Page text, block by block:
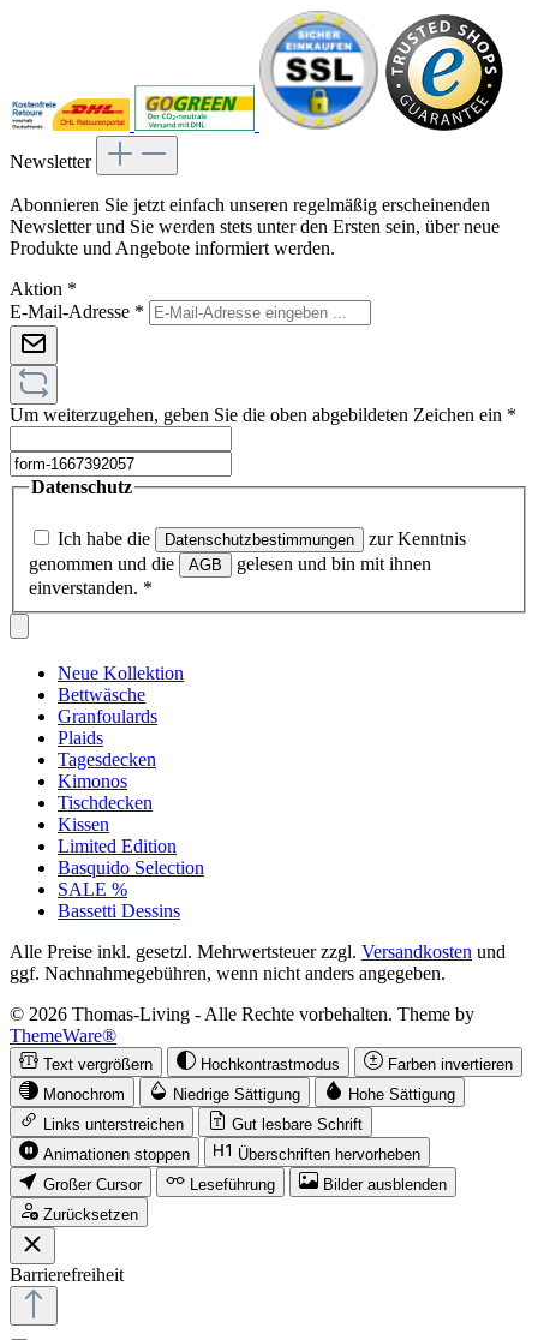
Newsletter
Abonnieren Sie jetzt einfach unseren regelmäßig erscheinenden
Newsletter und Sie werden stets unter den Ersten sein, über neue
Produkte und Angebote informiert werden.
Aktion *
E-Mail-Adresse *
Um weiterzugehen, geben Sie die oben abgebildeten Zeichen ein *
Datenschutz
Ich habe die Datenschutzbestimmungen
zur Kenntnis
genommen und die
AGB
gelesen und bin mit ihnen
einverstanden. *
Neue Kollektion
Bettwäsche
Granfoulards
Plaids
Tagesdecken
Kimonos
Tischdecken
Kissen
Limited Edition
Basquido Selection
SALE %
Bassetti Dessins
Alle Preise inkl. gesetzl. Mehrwertsteuer zzgl. Versandkosten und
ggf. Nachnahmegebühren, wenn nicht anders angegeben.
© 2026 Thomas-Living - Alle Rechte vorbehalten. Theme by
ThemeWare®
Text vergrößern Hochkontrastmodus
Farben invertieren
Monochrom
Niedrige Sättigung
Hohe Sättigung
Links unterstreichen
Gut lesbare Schrift
Animationen stoppen
Überschriften hervorheben
Großer Cursor
Leseführung
Bilder ausblenden
Zurücksetzen
Barrierefreiheit